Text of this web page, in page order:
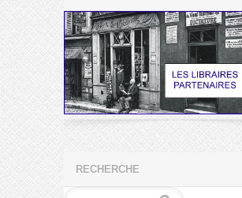
RECHERCHE